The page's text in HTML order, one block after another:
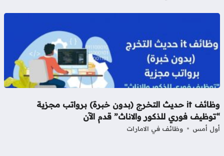
وظائف it حديث التخرج (بدون خبرة) برواتب مجزية
فوري للذكور والاناث” قدم الآن
أمس وظائف في الامارات